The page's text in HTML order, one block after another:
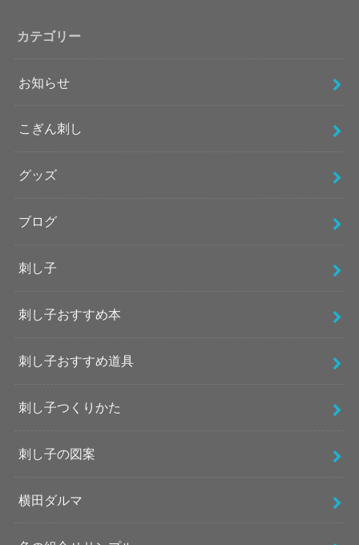
カテゴリー
お知らせ
こぎん刺し
グッズ
ブログ
刺し子
刺し子おすすめ本
刺し子おすすめ道具
刺し子つくりかた
刺し子の図案
横田ダルマ